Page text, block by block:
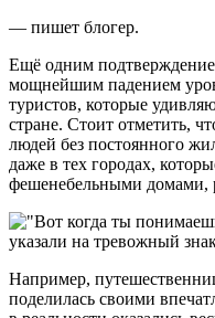
— пишет блогер.
Ещё одним
мощнейшим падением
туристов, которые
стране. Стоит отметить,
людей без постоянного
даже в тех городах,
фешенебельными домами,
Например,
поделилась своими